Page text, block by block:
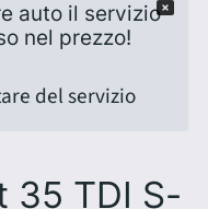
auto il servizio
nel prezzo!
del servizio
35 TDI S-